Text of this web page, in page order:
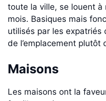
toute la ville, se louent
mois. Basiques mais
utilisés par les expatriés
de l’emplacement plutôt
Maisons
Les maisons ont la